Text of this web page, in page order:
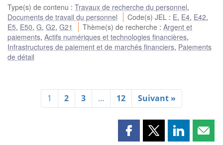
Type(s) de contenu : Travaux de recherche du personnel,
Documents de travail du personnel
Code(s) JEL : E, E4, E42,
E5, E50, G, G2, G21 Thème(s) de recherche :Argent et
paiements, Actifs numériques et technologies financières,
Infrastructures de paiement et de marchés financiers, Paiements
de détail
1 2 3 … 12 Suivant »
PartagerPartagerPartager